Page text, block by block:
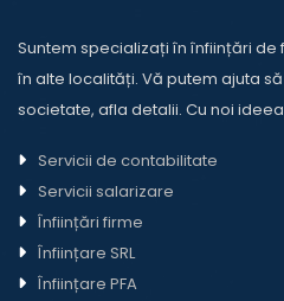
Suntem specializați în înființări de
în alte localități. Vă putem ajuta
societate, afla detalii. Cu noi
Servicii de contabilitate
Servicii salarizare
Înființări firme
Înființare SRL
Înființare PFA